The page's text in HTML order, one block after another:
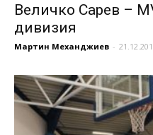
Величко Сарев –
дивизия
Мартин Механджиев -